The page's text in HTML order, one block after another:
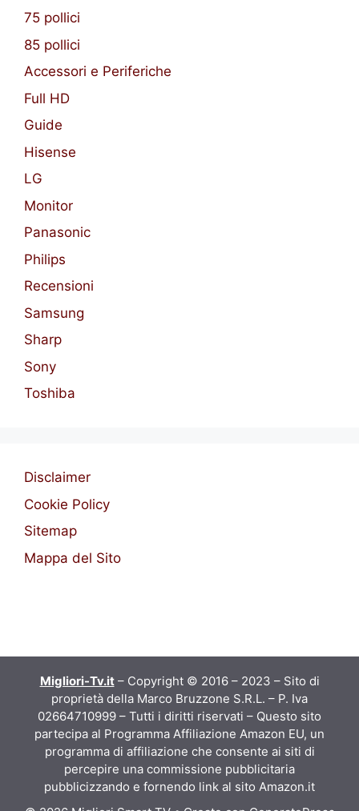
75 pollici
85 pollici
Accessori e Periferiche
Full HD
Guide
Hisense
LG
Monitor
Panasonic
Philips
Recensioni
Samsung
Sharp
Sony
Toshiba
Disclaimer
Cookie Policy
Sitemap
Mappa del Sito
Migliori-Tv.it– Copyright © 2016 – 2023 – Sito di
proprietà della Marco Bruzzone S.R.L. – P. Iva
02664710999 – Tutti i diritti riservati – Questo sito
partecipa al Programma Affiliazione Amazon EU, un
programma di affiliazione che consente ai siti di
percepire una commissione pubblicitaria
pubblicizzando e fornendo link al sito Amazon.it